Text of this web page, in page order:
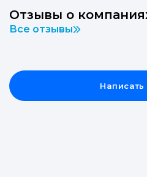
Отзывы о
Все отзывы
Написать